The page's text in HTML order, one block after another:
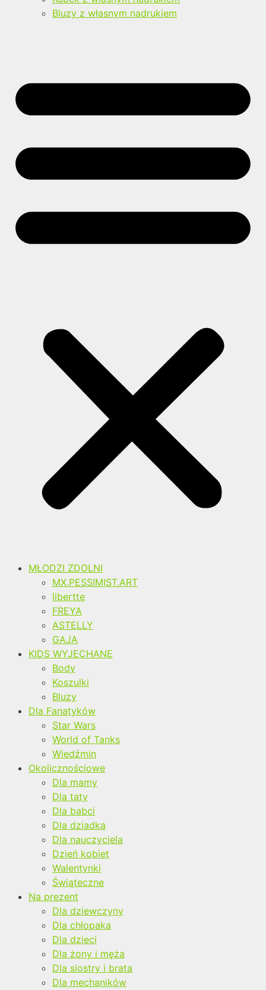
Bluzy z własnym nadrukiem
MŁODZI ZDOLNI
MX.PESSIMIST.ART
libertte
FREYA
ASTELLY
GAJA
KIDS WYJECHANE
Body
Koszulki
Bluzy
Dla Fanatyków
Star Wars
World of Tanks
Wiedźmin
Okolicznościowe
Dla mamy
Dla taty
Dla babci
Dla dziadka
Dla nauczyciela
Dzień kobiet
Walentynki
Świąteczne
Na prezent
Dla dziewczyny
Dla chłopaka
Dla dzieci
Dla żony i męża
Dla siostry i brata
Dla mechaników